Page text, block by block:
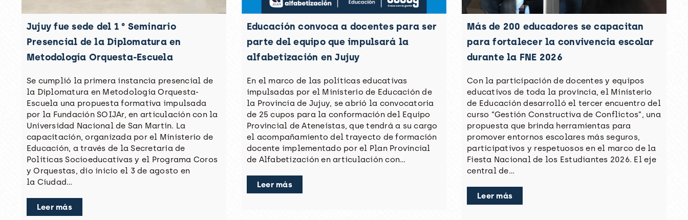
Jujuy fue sede del 1 ° Seminario
Presencial de la Diplomatura en
Metodología Orquesta-Escuela
Se cumplió la primera instancia presencial de
la Diplomatura en Metodología Orquesta-
Escuela una propuesta formativa impulsada
por la Fundación SOIJAr, en articulación con la
Universidad Nacional de San Martín. La
capacitación, organizada por el Ministerio de
Educación, a través de la Secretaría de
Políticas Socioeducativas y el Programa Coros
y Orquestas, dio inicio el 3 de agosto en
la Ciudad…
Leer más
Educación convoca a docentes para ser
parte del equipo que impulsará la
alfabetización en Jujuy
En el marco de las políticas educativas
impulsadas por el Ministerio de Educación de
la Provincia de Jujuy, se abrió la convocatoria
de 25 cupos para la conformación del Equipo
Provincial de Ateneístas, que tendrá a su cargo
el acompañamiento del trayecto de formación
docente implementado por el Plan Provincial
de Alfabetización en articulación con…
Leer más
Más de 200 educadores se capacitan
para fortalecer la convivencia escolar
durante la FNE 2026
Con la participación de docentes y equipos
educativos de toda la provincia, el Ministerio
de Educación desarrolló el tercer encuentro del
curso “Gestión Constructiva de Conflictos”, una
propuesta que brinda herramientas para
promover entornos escolares más seguros,
participativos y respetuosos en el marco de la
Fiesta Nacional de los Estudiantes 2026. El eje
central de…
Leer más